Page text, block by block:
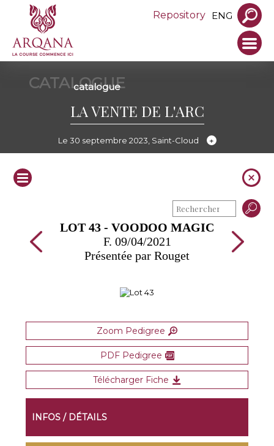
Repository ENG
CATALOGUE
catalogue
LA VENTE DE L'ARC
Le 30 septembre 2023, Saint-Cloud
LOT 43 - VOODOO MAGIC
F. 09/04/2021
Présentée par Rouget
Zoom Pedigree
PDF Pedigree
Télécharger Fiche
INFOS / DÉTAILS